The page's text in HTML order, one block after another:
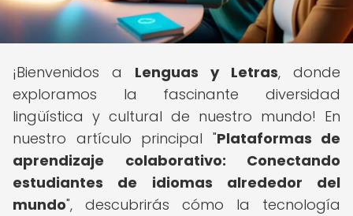
¡Bienvenidos a Lenguas y Letras, donde
exploramos la fascinante diversidad
lingüística y cultural de nuestro mundo! En
nuestro artículo principal "Plataformas de
aprendizaje colaborativo: Conectando
estudiantes de idiomas alrededor del
mundo", descubrirás cómo la tecnología